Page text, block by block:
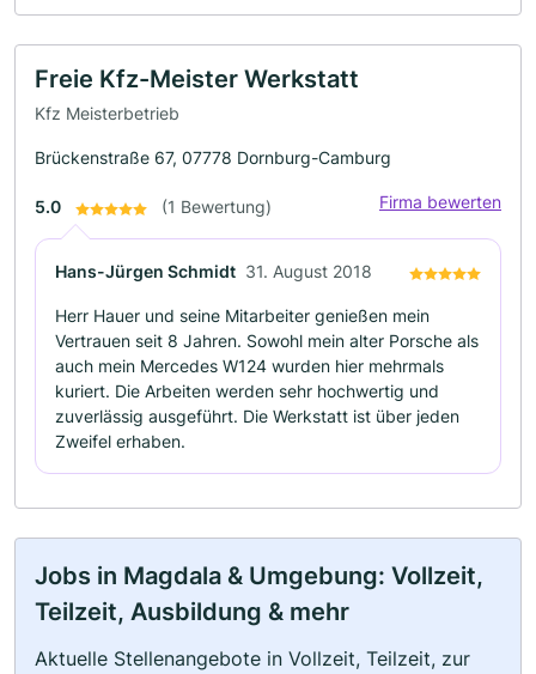
Freie Kfz-Meister Werkstatt
Kfz Meisterbetrieb
Brückenstraße 67, 07778 Dornburg-Camburg
5.0 (1 Bewertung) Firma bewerten
Hans-Jürgen Schmidt 31. August 2018
Herr Hauer und seine Mitarbeiter genießen mein
Vertrauen seit 8 Jahren. Sowohl mein alter Porsche als
auch mein Mercedes W124 wurden hier mehrmals
kuriert. Die Arbeiten werden sehr hochwertig und
zuverlässig ausgeführt. Die Werkstatt ist über jeden
Zweifel erhaben.
Jobs in Magdala & Umgebung: Vollzeit,
Teilzeit, Ausbildung & mehr
Aktuelle Stellenangebote in Vollzeit, Teilzeit, zur